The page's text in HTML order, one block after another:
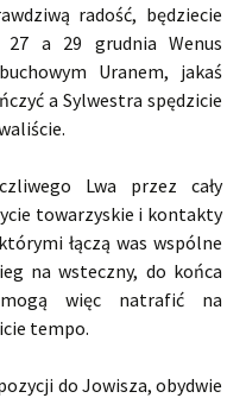
radość, będziecie
27 a 29 grudnia Wenus
Uranem, jakaś
a Sylwestra spędzicie
Lwa przez cały
towarzyskie i kontakty
łączą was wspólne
na wsteczny, do końca
więc natrafić na
tempo.
do Jowisza, obydwie